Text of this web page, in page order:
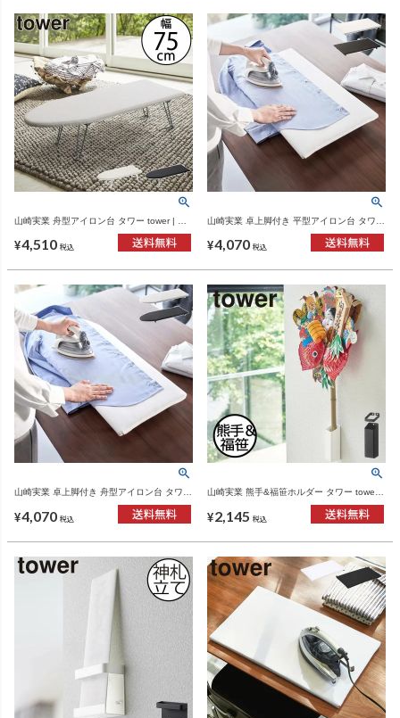
山崎実業 舟型アイロン台 タワー tower | イ
¥4,510 税込
山崎実業 卓上脚付き 平型アイロン台 タワー
¥4,070 税込
山崎実業 卓上脚付き 舟型アイロン台 タワー
tower | インテリア雑貨・タワーシリーズ
¥4,070 税込
山崎実業 熊手&福笹ホルダー タワー tower |
インテリア雑貨・タワーシリーズ
¥2,145 税込